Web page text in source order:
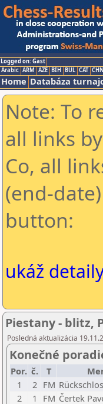
Logged on: Gast
Arabic ARM AZE BIH BUL CAT CHN
Home Databáza
Note: To
all links
Co, all
(end-
button:
ukáž
Piestany - blitz,
Posledná aktualizácia
Konečné
Por. č. T
1
2 FM
2
1 FM Čertek